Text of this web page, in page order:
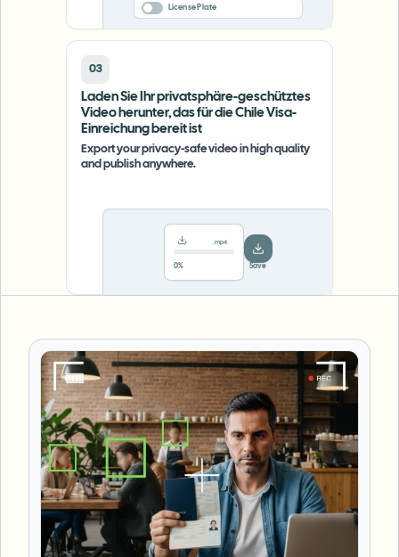
License Plate
03
Laden Sie Ihr privatsphäre-geschütztes
Video herunter, das für die Chile Visa-
Einreichung bereit ist
Export your privacy-safe video in high quality
and publish anywhere.
.mp4
78% ···